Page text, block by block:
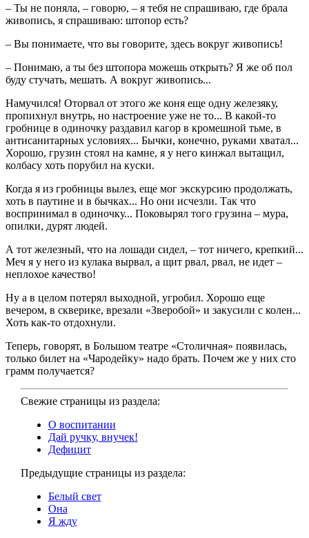
– Ты не поняла, – говорю, – я тебя не спрашиваю, где брала
живопись, я спрашиваю: штопор есть?
– Вы понимаете, что вы говорите, здесь вокруг живопись!
– Понимаю, а ты без штопора можешь открыть? Я же об пол
буду стучать, мешать. А вокруг живопись...
Намучился! Оторвал от этого же коня еще одну железяку,
пропихнул внутрь, но настроение уже не то... В какой-то
гробнице в одиночку раздавил кагор в кромешной тьме, в
антисанитарных условиях... Бычки, конечно, руками хватал...
Хорошо, грузин стоял на камне, я у него кинжал вытащил,
колбасу хоть порубил на куски.
Когда я из гробницы вылез, еще мог экскурсию продолжать,
хоть в паутине и в бычках... Но они исчезли. Так что
воспринимал в одиночку... Поковырял того грузина – мура,
опилки, дурят людей.
А тот железный, что на лошади сидел, – тот ничего, крепкий...
Меч я у него из кулака вырвал, а щит рвал, рвал, не идет –
неплохое качество!
Ну а в целом потерял выходной, угробил. Хорошо еще
вечером, в скверике, врезали «Зверобой» и закусили с колен...
Хоть как-то отдохнули.
Теперь, говорят, в Большом театре «Столичная» появилась,
только билет на «Чародейку» надо брать. Почем же у них сто
грамм получается?
Свежие страницы из раздела:
О воспитании
Дай ручку, внучек!
Дефицит
Предыдущие страницы из раздела:
Белый свет
Она
Я жду